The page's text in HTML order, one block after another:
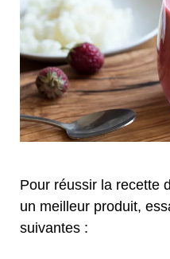
Pour réussir la recette
un meilleur produit,
suivantes :